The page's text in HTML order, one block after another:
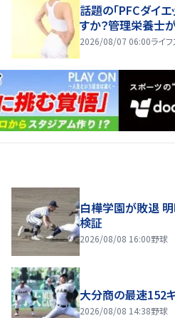
話題の「PFCダイエ
すか？管理栄養士
2026/08/07 06:00ライ
白樺学園が敗退
検証
2026/08/08 16:00野球
大分商の最速152
2026/08/08 14:38野球